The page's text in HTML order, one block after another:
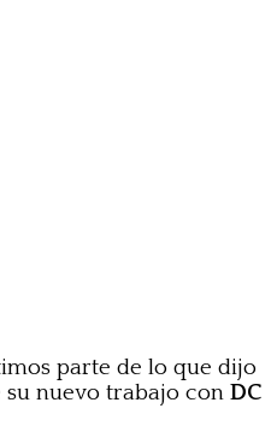
parte de lo que dijo
nuevo trabajo con DC